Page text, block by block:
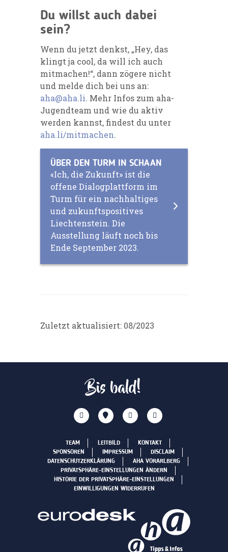
Du willst auch dabei
sein?
Wenn du jetzt denkst, „Hey, das
klingt ja cool, da will ich auch
mitmachen!“, dann zögere nicht
und melde dich bei uns an:
aha@aha.li. Mehr Infos zum aha-
Jugendteam und wie du aktiv
werden kannst, findest du unter
aha.li/mitmachen.
ÜBER DEN TURM IN SCHAAN
«Ich, die Zukunft» ist die
offene Dialogplattform im
Turm für ein nachhaltiges
und zukunftspositives
Liechtenstein. Die
Ausstellung läuft noch bis
Ende September 2023.
Zuletzt aktualisiert: 08/2023
Bis bald!
TEAM LEITBILD
KONTAKT
SPONSOREN
IMPRESSUM
DISCLAIM
DATENSCHUTZERKLÄRUNG
AHA VORARLBERG
PRIVATSPHÄRE-EINSTELLUNGEN ÄNDERN
HISTORIE DER PRIVATSPHÄRE-EINSTELLUNGEN
EINWILLIGUNGEN WIDERRUFEN